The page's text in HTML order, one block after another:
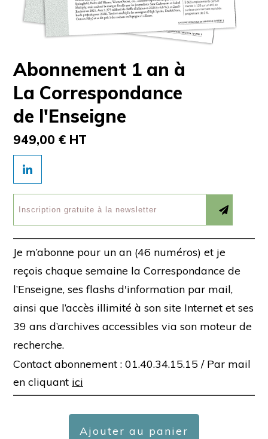
Abonnement 1 an à
La Correspondance
de l'Enseigne
949,00 € HT
Je m’abonne pour un an (46 numéros) et je
reçois chaque semaine la Correspondance de
l’Enseigne, ses flashs d'information par mail,
ainsi que l’accès illimité à son site Internet et ses
39 ans d’archives accessibles via son moteur de
recherche.
Contact abonnement : 01.40.34.15.15 / Par mail
en cliquant ici
Ajouter au panier